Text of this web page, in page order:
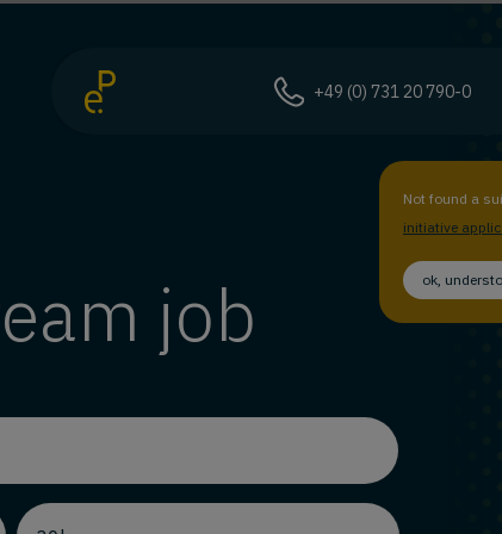
Not found a
initiative
ok,
+49 (0) 731 20 790-0
job